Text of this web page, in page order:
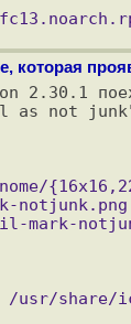
которая
2.30.1
as not